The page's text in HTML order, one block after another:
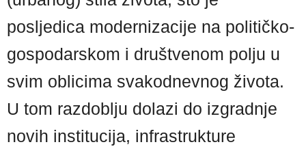
posljedica modernizacije na političko-
gospodarskom i društvenom polju u
svim oblicima svakodnevnog života.
U tom razdoblju dolazi do izgradnje
novih institucija, infrastrukture